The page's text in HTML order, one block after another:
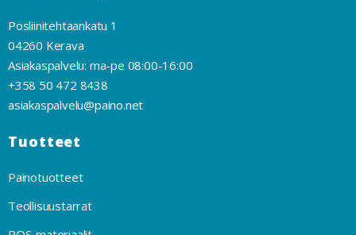
Posliinitehtaankatu 1
04260 Kerava
Asiakaspalvelu: ma-pe 08:00-16:00
+358 50 472 8438
asiakaspalvelu@paino.net
Tuotteet
Painotuotteet
Teollisuustarrat